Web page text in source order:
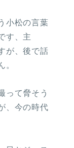
小松の言葉
す、主
が、後で話
。
って脅そう
、今の時代